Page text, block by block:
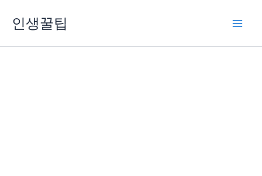
인생꿀팁